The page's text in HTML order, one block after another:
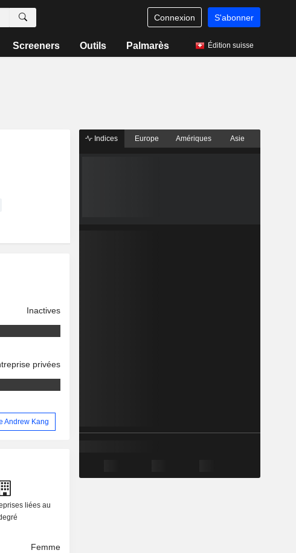
Connexion S'abonner
Screeners Outils Palmarès Édition suisse
Inactives
privées
Andrew Kang
liées au
Femme
Indices Europe Amériques Asie